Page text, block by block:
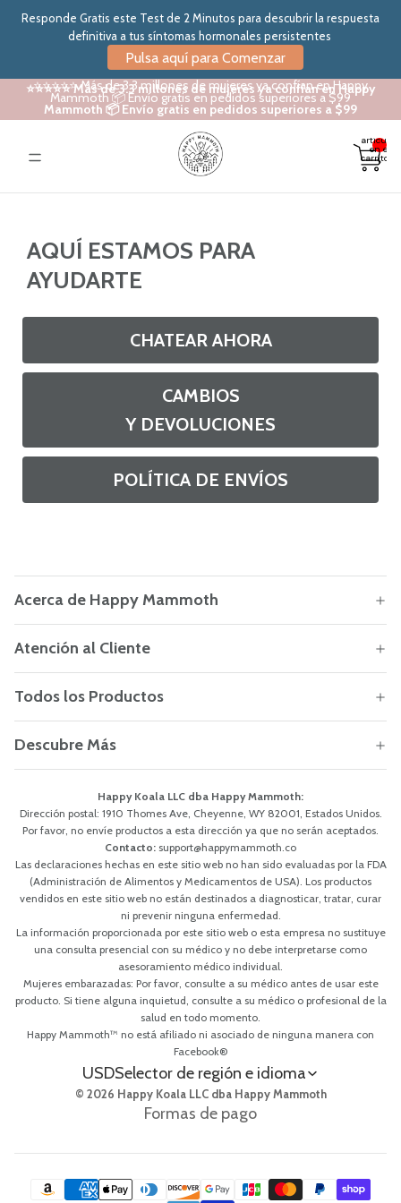
Responde Gratis este Test de 2 Minutos para descubrir la respuesta
definitiva a tus síntomas hormonales persistentes
Pulsa aquí para Comenzar
⭐⭐⭐⭐⭐ Más de 3.3 millones de mujeres ya confían en Happy
Mammoth 📦 Envío gratis en pedidos superiores a $99
⭐⭐⭐⭐⭐ Más de 3.3 millones de mujeres ya confían en Happy
Mammoth 📦 Envío gratis en pedidos superiores a $99
artículos
en el
carrito: 0
AQUÍ ESTAMOS PARA
AYUDARTE
CHATEAR AHORA
CAMBIOS
Y DEVOLUCIONES
POLÍTICA DE ENVÍOS
Acerca de Happy Mammoth
Atención al Cliente
Todos los Productos
Descubre Más
Happy Koala LLC dba Happy Mammoth:
Dirección postal: 1910 Thomes Ave, Cheyenne, WY 82001, Estados Unidos.
Por favor, no envíe productos a esta dirección ya que no serán aceptados.
Contacto: support@happymammoth.co
Las declaraciones hechas en este sitio web no han sido evaluadas por la FDA
(Administración de Alimentos y Medicamentos de USA). Los productos
vendidos en este sitio web no están destinados a diagnosticar, tratar, curar
ni prevenir ninguna enfermedad.
La información proporcionada por este sitio web o esta empresa no sustituye
una consulta presencial con su médico y no debe interpretarse como
asesoramiento médico individual.
Mujeres embarazadas: Por favor, consulte a su médico antes de usar este
producto. Si tiene alguna inquietud, consulte a su médico o profesional de la
salud en todo momento.
Happy Mammoth™ no está afiliado ni asociado de ninguna manera con
Facebook®
USDSelector de región e idioma
© 2026 Happy Koala LLC dba Happy Mammoth
Formas de pago